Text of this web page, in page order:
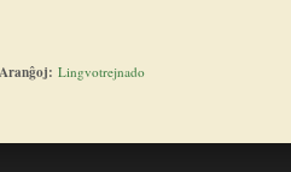
Aranĝoj: Lingvotrejnado